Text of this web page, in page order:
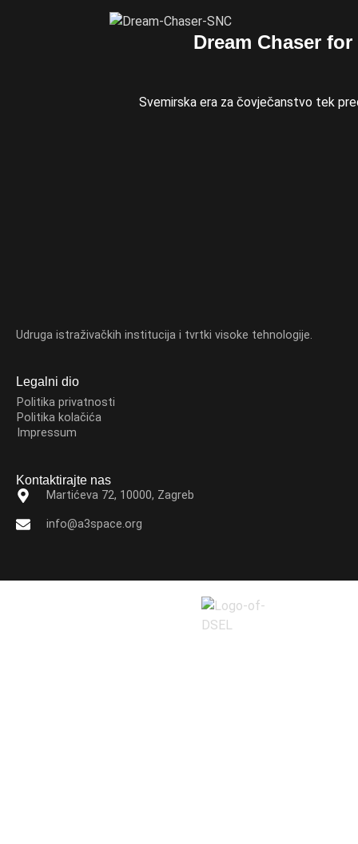
Dream Chaser
Svemirska era za čovječanstvo tek
Udruga istraživačkih institucija i tvrtki visoke tehnologije.
Legalni dio
Politika privatnosti
Politika kolačića
Impressum
Kontaktirajte nas
Martićeva 72, 10000, Zagreb
info@a3space.org